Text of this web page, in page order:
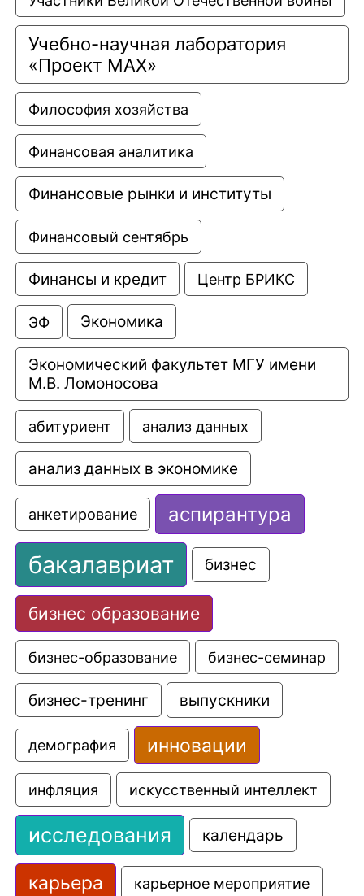
Учебно-научная лаборатория
«Проект МАХ»
Философия хозяйства
Финансовая аналитика
Финансовые рынки и институты
Финансовый сентябрь
Финансы и кредит Центр БРИКС
ЭФ Экономика
Экономический факультет МГУ имени
М.В. Ломоносова
абитуриент анализ данных
анализ данных в экономике
анкетирование аспирантура
бакалавриат бизнес
бизнес образование
бизнес-образование бизнес-семинар
бизнес-тренинг выпускники
демография инновации
инфляция искусственный интеллект
исследования календарь
карьера карьерное мероприятие